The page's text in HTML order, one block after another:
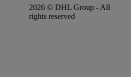
2026 © DHL Group - All
rights reserved